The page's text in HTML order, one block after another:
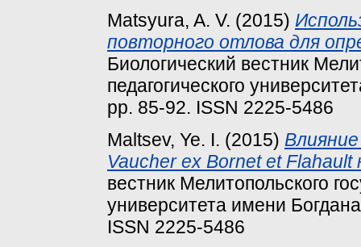
Matsyura, A. V. (2015)
повторного отлова для
Биологический вестник
педагогического
pp. 85-92. ISSN 2225-5486
Maltsev, Ye. I. (2015)
Vaucher ex Bornet et
вестник Мелитопольского
университета имени
ISSN 2225-5486